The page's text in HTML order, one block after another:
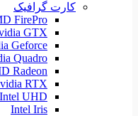
کارت گرافیک
AMD FirePro
Nvidia GTX
Nvidia Geforce
Nvidia Quadro
AMD Radeon
Nvidia RTX
Intel UHD
Intel Iris